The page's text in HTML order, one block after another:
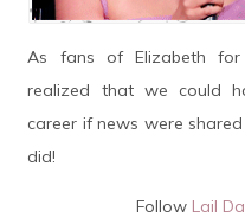
As fans of Elizabeth for
realized that we could
career if news were
did!
Follow Lail